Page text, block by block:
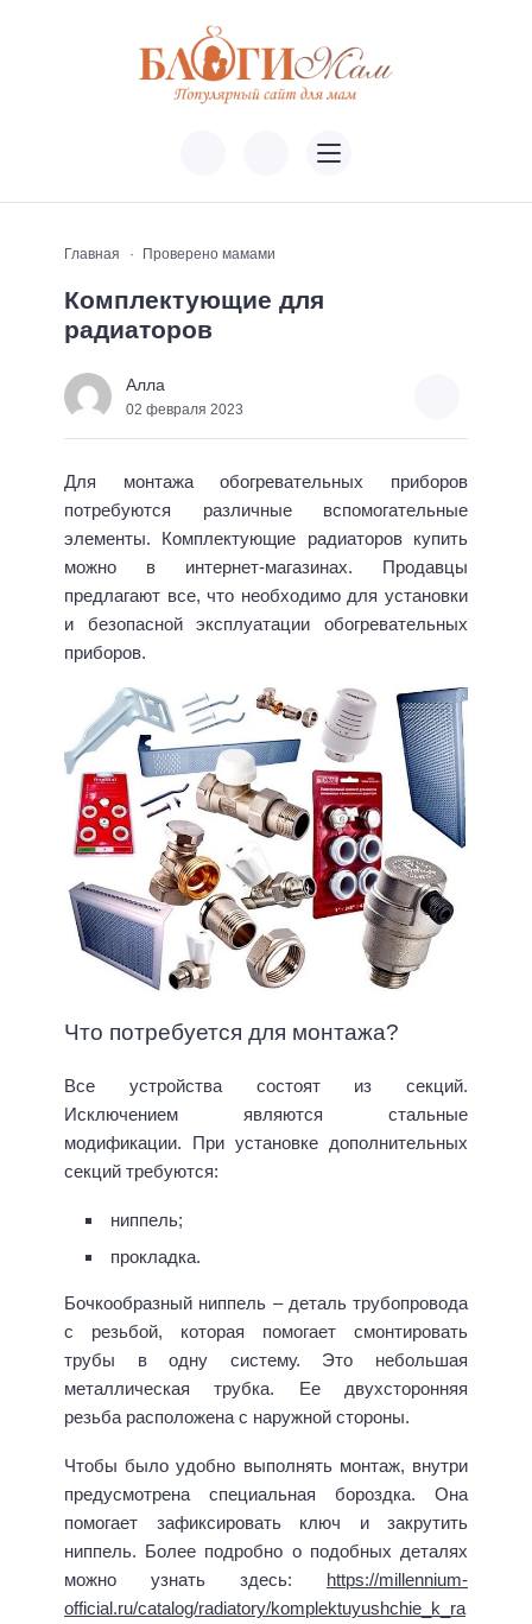
Главная Проверено мамами
Комплектующие для
радиаторов
Алла
02 февраля 2023
Для монтажа обогревательных приборов
потребуются различные вспомогательные
элементы. Комплектующие радиаторов купить
можно в интернет-магазинах. Продавцы
предлагают все, что необходимо для установки
и безопасной эксплуатации обогревательных
приборов.
Что потребуется для монтажа?
Все устройства состоят из секций.
Исключением являются стальные
модификации. При установке дополнительных
секций требуются:
ниппель;
прокладка.
Бочкообразный ниппель – деталь трубопровода
с резьбой, которая помогает смонтировать
трубы в одну систему. Это небольшая
металлическая трубка. Ее двухсторонняя
резьба расположена с наружной стороны.
Чтобы было удобно выполнять монтаж, внутри
предусмотрена специальная бороздка. Она
помогает зафиксировать ключ и закрутить
ниппель. Более подробно о подобных деталях
можно узнать здесь: https://millennium-
official.ru/catalog/radiatory/komplektuyushchie_k_ra